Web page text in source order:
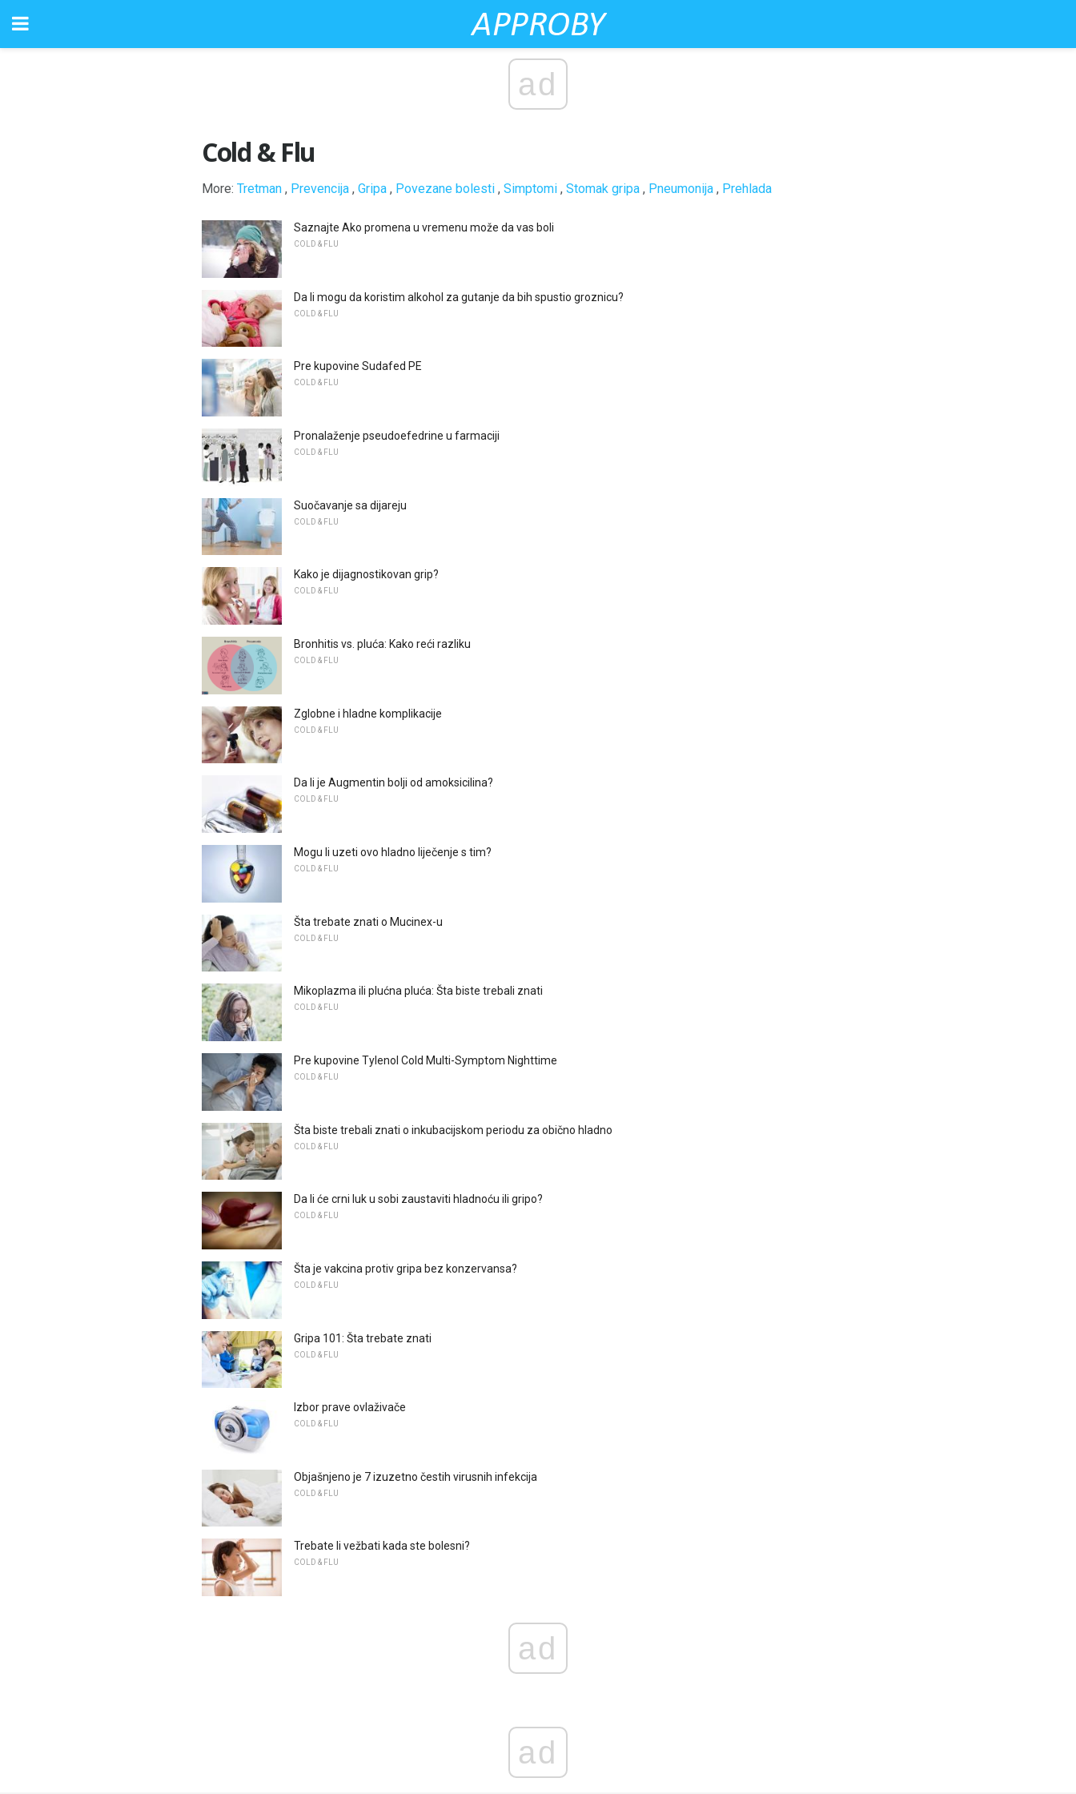
ad
Cold & Flu
More: Tretman , Prevencija , Gripa , Povezane bolesti , Simptomi , Stomak gripa , Pneumonija , Prehlada
Saznajte Ako promena u vremenu može da vas boli
COLD & FLU
Da li mogu da koristim alkohol za gutanje da bih spustio groznicu?
COLD & FLU
Pre kupovine Sudafed PE
COLD & FLU
Pronalaženje pseudoefedrine u farmaciji
COLD & FLU
Suočavanje sa dijareju
COLD & FLU
Kako je dijagnostikovan grip?
COLD & FLU
Bronhitis vs. pluća: Kako reći razliku
COLD & FLU
Zglobne i hladne komplikacije
COLD & FLU
Da li je Augmentin bolji od amoksicilina?
COLD & FLU
Mogu li uzeti ovo hladno liječenje s tim?
COLD & FLU
Šta trebate znati o Mucinex-u
COLD & FLU
Mikoplazma ili plućna pluća: Šta biste trebali znati
COLD & FLU
Pre kupovine Tylenol Cold Multi-Symptom Nighttime
COLD & FLU
Šta biste trebali znati o inkubacijskom periodu za obično hladno
COLD & FLU
Da li će crni luk u sobi zaustaviti hladnoću ili gripo?
COLD & FLU
Šta je vakcina protiv gripa bez konzervansa?
COLD & FLU
Gripa 101: Šta trebate znati
COLD & FLU
Izbor prave ovlaživače
COLD & FLU
Objašnjeno je 7 izuzetno čestih virusnih infekcija
COLD & FLU
Trebate li vežbati kada ste bolesni?
COLD & FLU
ad
ad